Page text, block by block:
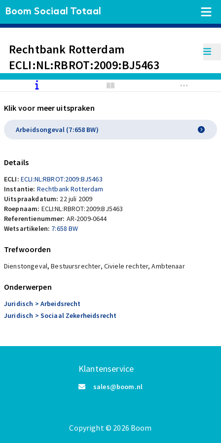
Boom Sociaal Totaal
Rechtbank Rotterdam
ECLI:NL:RBROT:2009:BJ5463
Klik voor meer uitspraken
Arbeidsongeval (7:658 BW)
Details
ECLI: ECLI:NL:RBROT:2009:BJ5463
Instantie: Rechtbank Rotterdam
Uitspraakdatum: 22 juli 2009
Roepnaam: ECLI:NL:RBROT:2009:BJ5463
Referentienummer: AR-2009-0644
Wetsartikelen: 7:658 BW
Trefwoorden
Dienstongeval, Bestuursrechter, Civiele rechter, Ambtenaar
Onderwerpen
Juridisch > Arbeidsrecht
Juridisch > Sociaal Zekerheidsrecht
Klantenservice
sales@boom.nl
Copyright©️ 2026 Boom